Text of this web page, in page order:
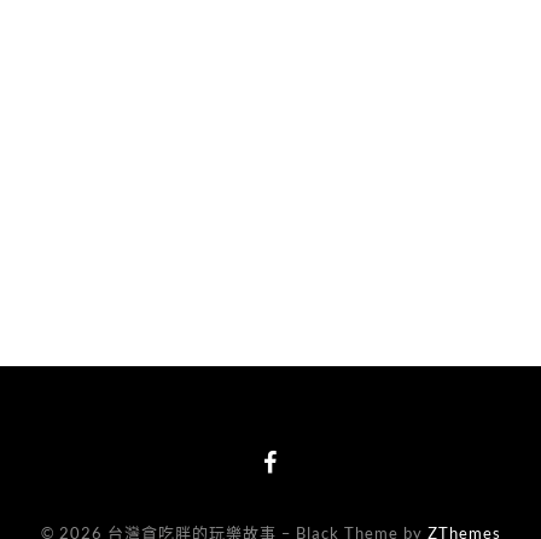
© 2026 台灣貪吃胖的玩樂故事 – Black Theme by ZThemes